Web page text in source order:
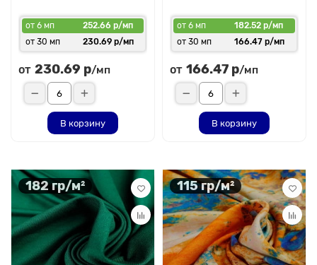
от 6 мп
252.66 р/мп
от 30 мп
230.69 р/мп
от 230.69 р/мп
В корзину
от 6 мп
182.52 р/мп
от 30 мп
166.47 р/мп
от 166.47 р/мп
В корзину
182 гр/м² 115 гр/м²